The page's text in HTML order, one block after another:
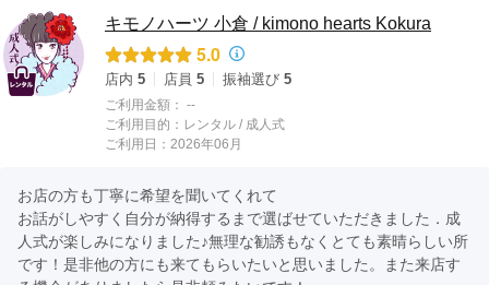
キモノハーツ 小倉 / kimono hearts Kokura
5.0
店内 5 店員 5 振袖選び 5
ご利用金額： --
ご利用目的： レンタル / 成人式
ご利用日：2026年06月
お店の方も丁寧に希望を聞いてくれて
お話がしやすく自分が納得するまで選ばせていただきました．成
人式が楽しみになりました♪無理な勧誘もなくとても素晴らしい所
です！是非他の方にも来てもらいたいと思いました。また来店す